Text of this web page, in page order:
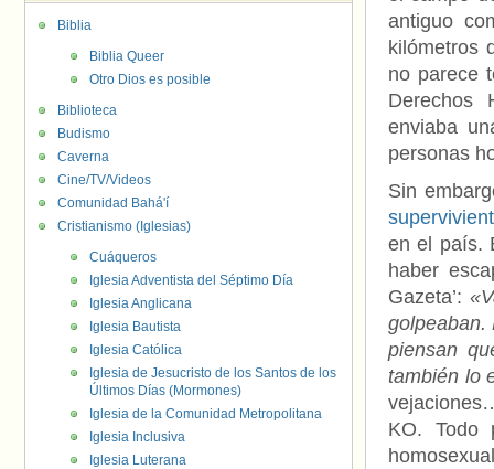
antiguo
kilómetros
no parece
Derechos
enviaba
personas
Sin
en el país.
haber
Gazeta’:
golpeaban.
piensan
también lo
KO. Todo
Biblia
Biblia Queer
Otro Dios es posible
Biblioteca
Budismo
Caverna
Cine/TV/Videos
Comunidad Bahá'í
Cristianismo (Iglesias)
Cuáqueros
Iglesia Adventista del Séptimo Día
Iglesia Anglicana
Iglesia Bautista
Iglesia Católica
Iglesia de Jesucristo de los Santos de los
Últimos Días (Mormones)
Iglesia de la Comunidad Metropolitana
Iglesia Inclusiva
Iglesia Luterana